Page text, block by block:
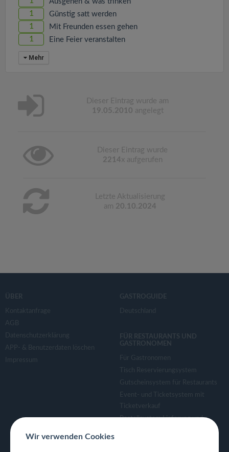
1 Günstig satt werden
1 Mit Freunden essen gehen
1 Eine Feier veranstalten
Mehr
Dieser Eintrag wurde am
19.05.2010 angelegt
Dieser Eintrag wurde
2214x aufgerufen
Letzte Aktualisierung
am 20.10.2024
ÜBER
Kontaktanfrage
AGB
Datenschutzerklärung
APP- & Benutzerdaten löschen
Impressum
GASTROGUIDE
Deutschland
FÜR RESTAURANTS UND
GASTRONOMEN
Für Gastronomen
Tisch Reservierungsystem
Gutscheinsystem für Restaurants
Event- und Ticketsystem mit
Ticketverkauf
Bestellsystem Lieferung und
Wir verwenden Cookies